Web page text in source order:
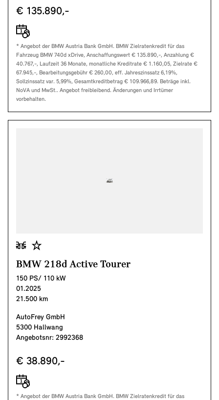
€ 135.890,-
* Angebot der BMW Austria Bank GmbH. BMW Zielratenkredit für das
Fahrzeug BMW 740d xDrive, Anschaffungswert € 135.890,-, Anzahlung €
40.767,-, Laufzeit 36 Monate, monatliche Kreditrate € 1.160,05, Zielrate €
67.945,-, Bearbeitungsgebühr € 260,00, eff. Jahreszinssatz 6,19%,
Sollzinssatz var. 5,99%, Gesamtkreditbetrag € 109.966,89. Beträge inkl.
NoVA und MwSt.. Angebot freibleibend. Änderungen und Irrtümer
vorbehalten.
BMW 218d Active Tourer
150 PS/ 110 kW
01.2025
21.500 km
AutoFrey GmbH
5300 Hallwang
Angebotsnr: 2992368
€ 38.890,-
* Angebot der BMW Austria Bank GmbH. BMW Zielratenkredit für das